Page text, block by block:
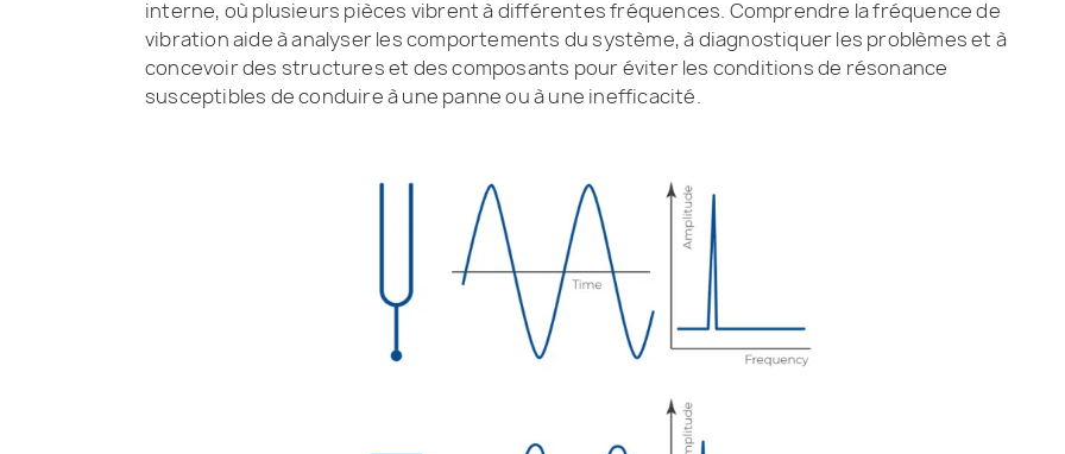
interne, où plusieurs pièces vibrent à différentes fréquences. Comprendre la fréquence de
vibration aide à analyser les comportements du système, à diagnostiquer les problèmes et à
concevoir des structures et des composants pour éviter les conditions de résonance
susceptibles de conduire à une panne ou à une inefficacité.